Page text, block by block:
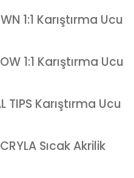
1:1 Karıştırma Ucu
1:1 Karıştırma Ucu
TIPS Karıştırma Ucu
Sıcak Akrilik